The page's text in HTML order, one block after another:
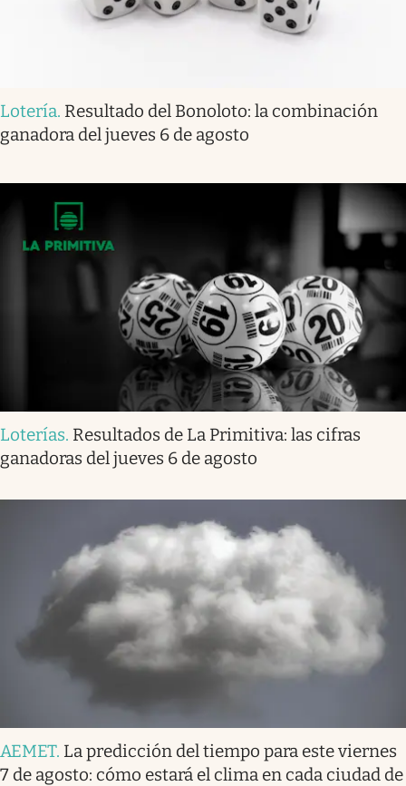
Lotería. Resultado del Bonoloto: la combinación
ganadora del jueves 6 de agosto
Loterías. Resultados de La Primitiva: las cifras
ganadoras del jueves 6 de agosto
AEMET. La predicción del tiempo para este viernes
7 de agosto: cómo estará el clima en cada ciudad de